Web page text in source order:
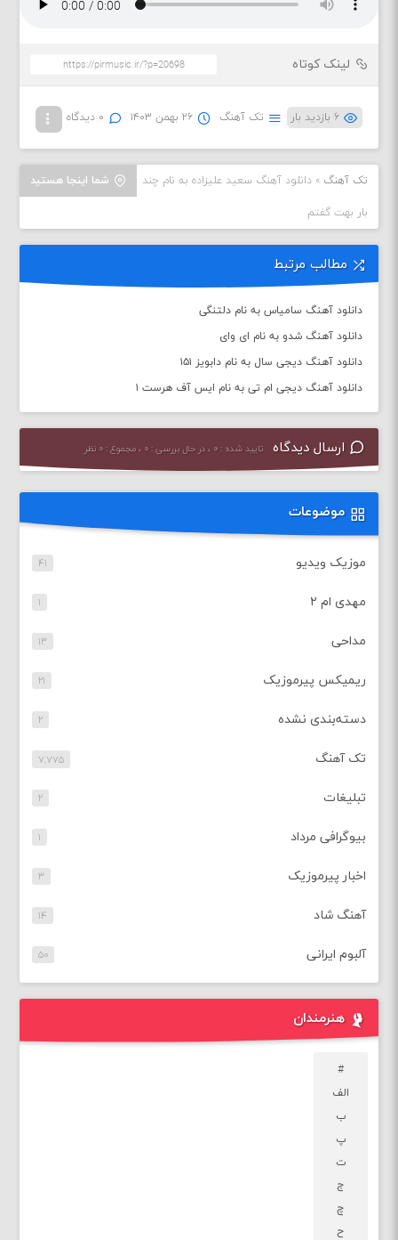
لینک کوتاه
۶ بازدید بار تک آهنگ ۲۶ بهمن ۱۴۰۳ ۰ دیدگاه
شما اینجا هستید تک آهنگ »دانلود آهنگ سعید علیزاده به نام چند
بار بهت گفتم
مطالب مرتبط
دانلود آهنگ سامیاس به نام دلتنگی
دانلود آهنگ شدو به نام ای وای
دانلود آهنگ دیجی سال به نام دابویز ۱۵۱
دانلود آهنگ دیجی ام تی به نام ایس آف هرست ۱
ارسال دیدگاه تایید شده : ۰ ، در حال بررسی : ۰ ، مجموع : ۰ نظر
موضوعات
موزیک ویدیو ۴۱
مهدی ام ۲ ۱
مداحی ۱۳
ریمیکس پیرموزیک ۲۱
دسته‌بندی نشده ۲
تک آهنگ ۷,۷۷۵
تبلیغات ۲
بیوگرافی مرداد ۱
اخبار پیرموزیک ۳
آهنگ شاد ۱۴
آلبوم ایرانی ۵۰
هنرمندان
#
الف
ب
پ
ت
ج
چ
ح